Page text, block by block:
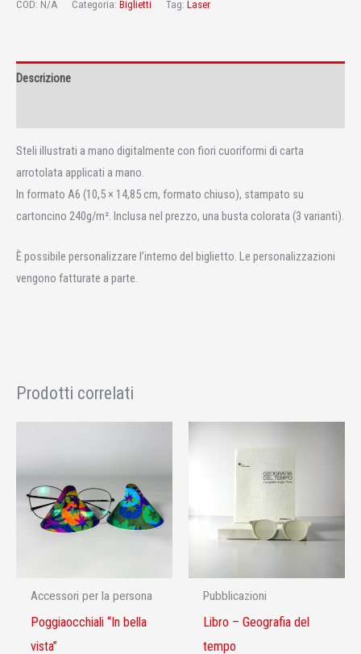
COD: N/A Categoria: Biglietti Tag: Laser
Descrizione
Steli illustrati a mano digitalmente con fiori cuoriformi di carta
arrotolata applicati a mano.
In formato A6 (10,5 × 14,85 cm, formato chiuso), stampato su
cartoncino 240g/m². Inclusa nel prezzo, una busta colorata (3 varianti).
È possibile personalizzare l’interno del biglietto. Le personalizzazioni
vengono fatturate a parte.
Prodotti correlati
Accessori per la persona
Poggiaocchiali “In bella
vista”
Pubblicazioni
Libro – Geografia del
tempo